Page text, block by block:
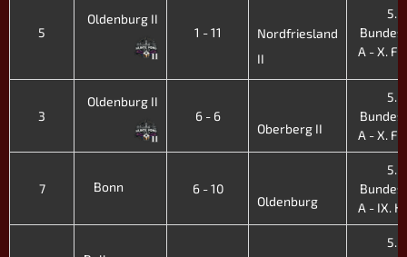
5
Oldenburg II
1 - 11
Nordfriesland
II
5.
A - X.
3
Oldenburg II
6 - 6
Oberberg II
5.
A - X.
7 Bonn 6 - 10
Oldenburg
5.
A - IX.
5.